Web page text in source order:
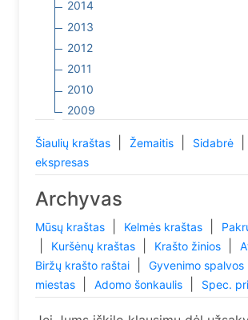
2014
2013
2012
2011
2010
2009
Šiaulių kraštas Žemaitis Sidabrė
ekspresas
Archyvas
Mūsų kraštas Kelmės kraštas
Kuršėnų kraštas Krašto žinios
Biržų krašto raštai Gyvenimo spalvos
miestas
Adomo šonkaulis Spec.